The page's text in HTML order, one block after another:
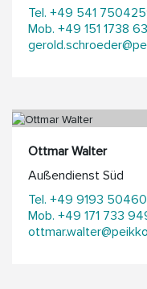
Tel. +49 541
Mob. +49 151 1738
Ottmar Walter
Außendienst Süd
Tel. +49 9193
Mob. +49 171 733